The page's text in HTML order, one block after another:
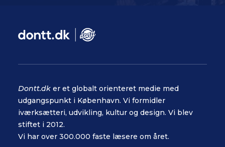
Dontt.dk er et globalt orienteret medie med
udgangspunkt i København. Vi formidler
iværksætteri, udvikling, kultur og design. Vi blev
stiftet i 2012.
Vi har over 300.000 faste læsere om året.